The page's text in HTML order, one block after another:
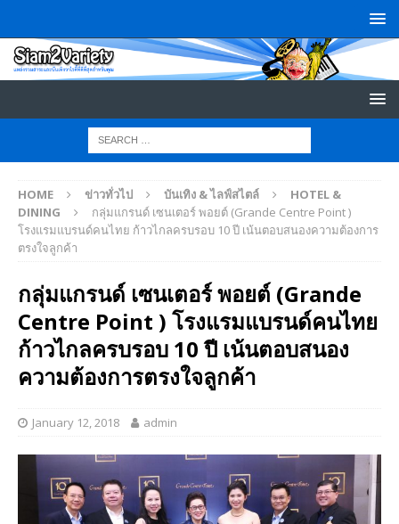
HOME ข่าวทั่วไป บันเทิง & ไลฟ์สไตล์
HOTEL &
DINING
กลุ่มแกรนด์ เซนเตอร์ พอยต์ (Grande Centre Point )
โรงแรมแบรนด์คนไทย ก้าวไกลครบรอบ 10 ปี เน้นตอบสนองความต้องการ
ตรงใจลูกค้า
กลุ่มแกรนด์ เซนเตอร์ พอยต์ (Grande
Centre Point ) โรงแรมแบรนด์คนไทย
ก้าวไกลครบรอบ 10 ปี เน้นตอบสนอง
ความต้องการตรงใจลูกค้า
January 12, 2018 admin